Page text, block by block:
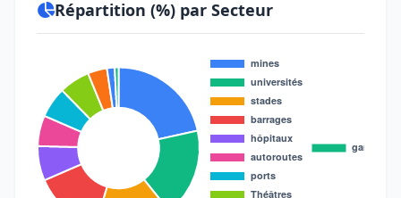
Répartition (%) par Secteur